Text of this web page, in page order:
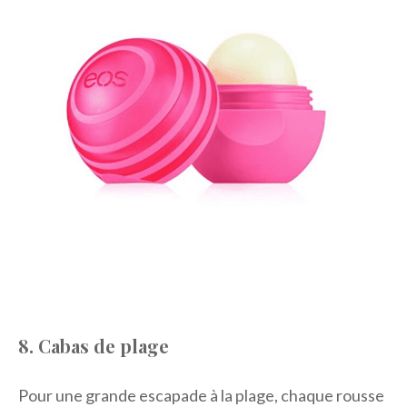
8. Cabas de plage
Pour une grande escapade à la plage, chaque rousse